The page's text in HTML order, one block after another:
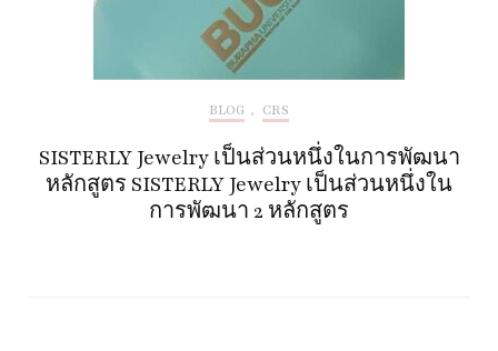
BLOG , CRS
SISTERLY Jewelry เป็นส่วนหนึ่งในการพัฒนา
หลักสูตร SISTERLY Jewelry เป็นส่วนหนึ่งใน
การพัฒนา 2 หลักสูตร